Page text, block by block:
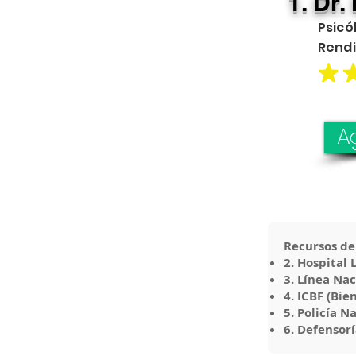
Recursos
2. Hospital
3. Línea
4. ICBF
5. Policía
6.